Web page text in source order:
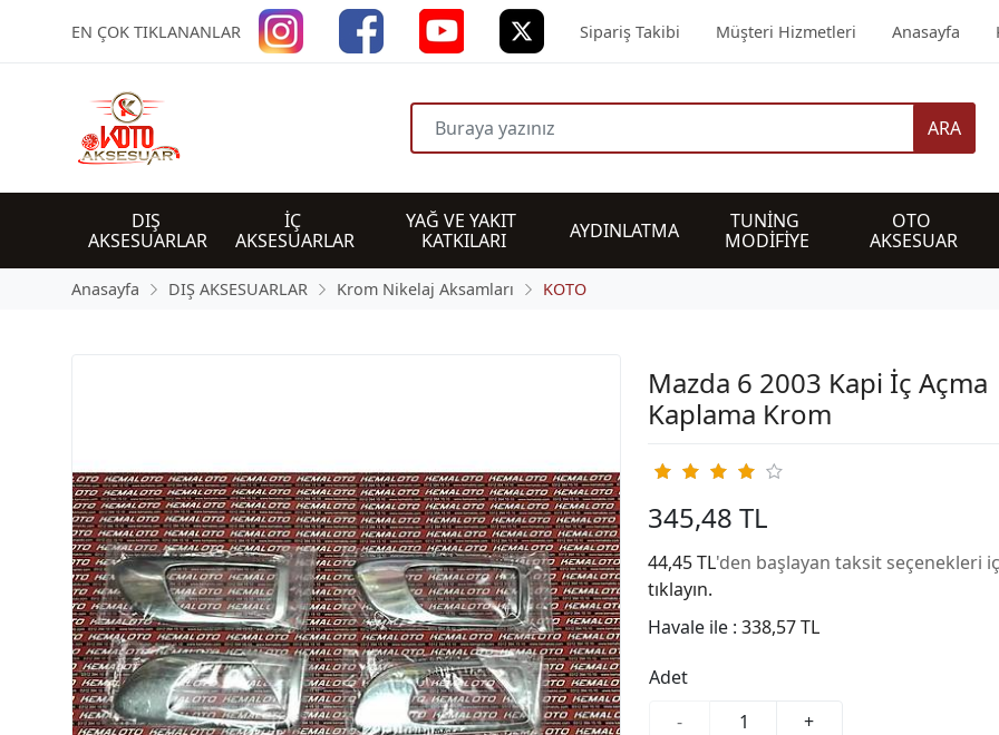
EN ÇOK TIKLANANLAR Sipariş Takibi Müşteri Hizmetleri Anasayfa
ARA
DIŞ
AKSESUARLAR
İÇ
AKSESUARLAR
YAĞ VE YAKIT
KATKILARI
AYDINLATMA
TUNİNG
MODİFİYE
OTO
AKSESUAR
Anasayfa DIŞ AKSESUARLAR Krom Nikelaj Aksamları KOTO
Mazda 6 2003 Kapi İç Açma
Kaplama Krom
345,48 TL
44,45 TL'den başlayan taksit seçenekleri
tıklayın.
Havale ile : 338,57 TL
Adet
-
+